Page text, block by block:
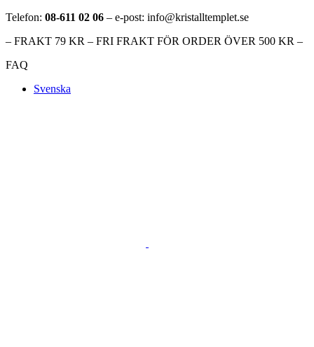
Telefon: 08-611 02 06 – e-post: info@kristalltemplet.se
– FRAKT 79 KR – FRI FRAKT FÖR ORDER ÖVER 500 KR –
FAQ
Svenska